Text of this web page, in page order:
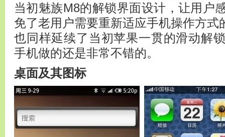
当初魅族M8的解锁界面设计，让用户
免了老用户需要重新适应手机操作方式
也同样延续了当初苹果一贯的滑动解
手机做的还是非常不错的。
桌面及其图标